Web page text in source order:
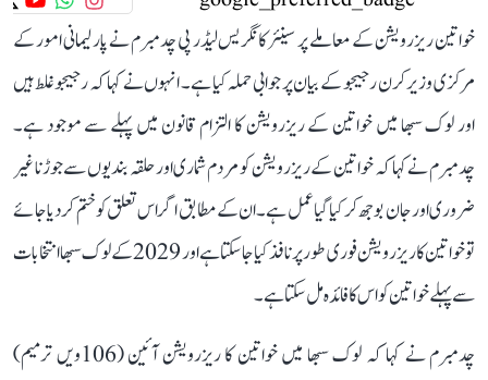
خواتین ریزرویشن کے معاملے پر سینئر کانگریس لیڈر پی چدمبرم نے پارلیمانی امور کے
مرکزی وزیر کرن رجیجو کے بیان پر جوابی حملہ کیا ہے۔ انہوں نے کہا کہ رجیجو غلط ہیں
اور لوک سبھا میں خواتین کے ریزرویشن کا التزام قانون میں پہلے سے موجود ہے۔
چدمبرم نے کہا کہ خواتین کے ریزرویشن کو مردم شماری اور حلقہ بندیوں سے جوڑنا غیر
ضروری اور جان بوجھ کر کیا گیا عمل ہے۔ ان کے مطابق اگر اس تعلق کو ختم کر دیا جائے
تو خواتین کا ریزرویشن فوری طور پر نافذ کیا جا سکتا ہے اور 2029 کے لوک سبھا انتخابات
سے پہلے خواتین کو اس کا فائدہ مل سکتا ہے۔
چدمبرم نے کہا کہ لوک سبھا میں خواتین کا ریزرویشن آئین (106ویں ترمیم)